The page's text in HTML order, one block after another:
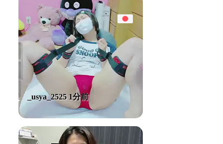
_usya_2525 1分前